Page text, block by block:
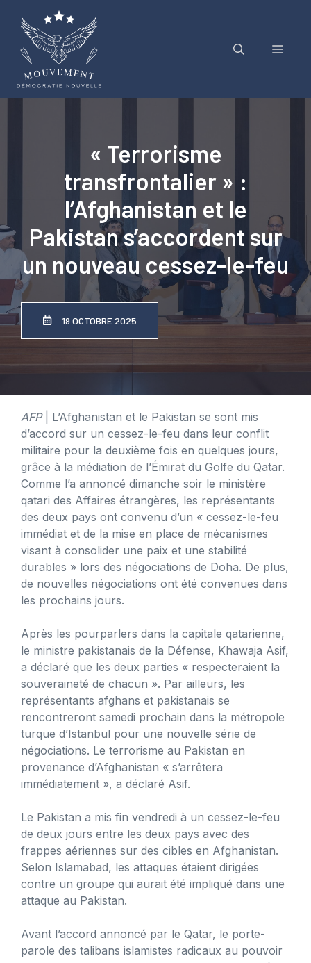
contenu
Menu
« Terrorisme
transfrontalier » :
l’Afghanistan et le
Pakistan s’accordent sur
un nouveau cessez-le-feu
19 OCTOBRE 2025
AFP| L’Afghanistan et le Pakistan se sont mis
d’accord sur un cessez-le-feu dans leur conflit
militaire pour la deuxième fois en quelques jours,
grâce à la médiation de l’Émirat du Golfe du Qatar.
Comme l’a annoncé dimanche soir le ministère
qatari des Affaires étrangères, les représentants
des deux pays ont convenu d’un « cessez-le-feu
immédiat et de la mise en place de mécanismes
visant à consolider une paix et une stabilité
durables » lors des négociations de Doha. De plus,
de nouvelles négociations ont été convenues dans
les prochains jours.
Après les pourparlers dans la capitale qatarienne,
le ministre pakistanais de la Défense, Khawaja Asif,
a déclaré que les deux parties « respecteraient la
souveraineté de chacun ». Par ailleurs, les
représentants afghans et pakistanais se
rencontreront samedi prochain dans la métropole
turque d’Istanbul pour une nouvelle série de
négociations. Le terrorisme au Pakistan en
provenance d’Afghanistan « s’arrêtera
immédiatement », a déclaré Asif.
Le Pakistan a mis fin vendredi à un cessez-le-feu
de deux jours entre les deux pays avec des
frappes aériennes sur des cibles en Afghanistan.
Selon Islamabad, les attaques étaient dirigées
contre un groupe qui aurait été impliqué dans une
attaque au Pakistan.
Avant l’accord annoncé par le Qatar, le porte-
parole des talibans islamistes radicaux au pouvoir